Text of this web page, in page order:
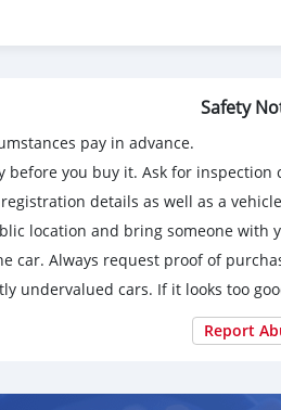
ด
ร์)
คา PANORAMIC SUNROOF
/ DAY LIGHT
บไฟฟ้าคู่หน้า
CRUISE CONTROL
ลัง ฝาท้ายไฟฟ้า
Safety
pay in advance.
before you buy it. Ask for inspection
details as well as a
location and bring someone with
car. Always request proof of
undervalued cars. If it looks too
Report